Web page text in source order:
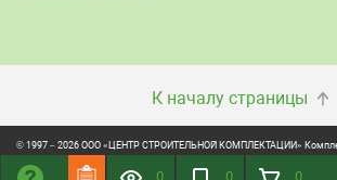
0 0 0
К началу страницы
© 1997 – 2026 ООО «ЦЕНТР СТРОИТЕЛЬНОЙ КОМПЛЕКТАЦИИ»